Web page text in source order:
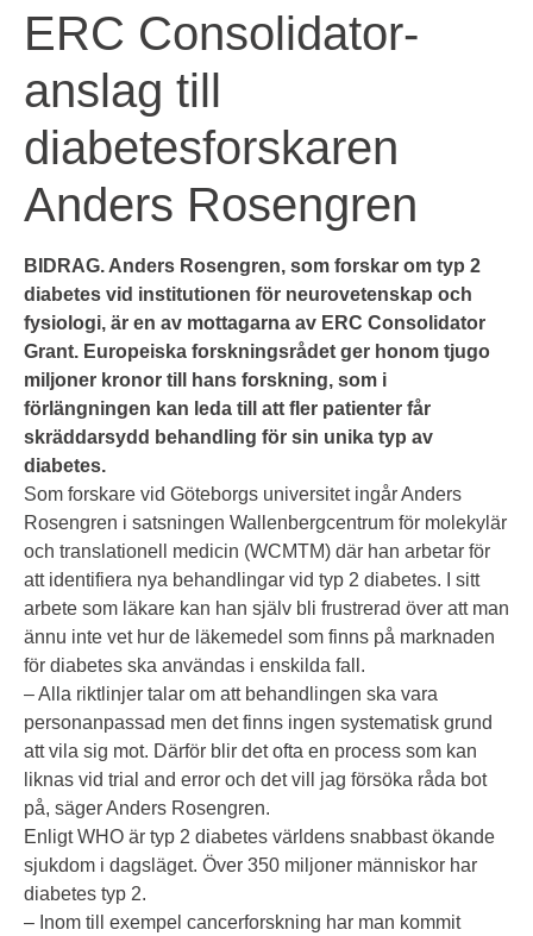
ERC Consolidator-
anslag till
diabetesforskaren
Anders Rosengren
BIDRAG. Anders Rosengren, som forskar om typ 2
diabetes vid institutionen för neurovetenskap och
fysiologi, är en av mottagarna av ERC Consolidator
Grant. Europeiska forskningsrådet ger honom tjugo
miljoner kronor till hans forskning, som i
förlängningen kan leda till att fler patienter får
skräddarsydd behandling för sin unika typ av
diabetes.
Som forskare vid Göteborgs universitet ingår Anders
Rosengren i satsningen Wallenbergcentrum för molekylär
och translationell medicin (WCMTM) där han arbetar för
att identifiera nya behandlingar vid typ 2 diabetes. I sitt
arbete som läkare kan han själv bli frustrerad över att man
ännu inte vet hur de läkemedel som finns på marknaden
för diabetes ska användas i enskilda fall.
– Alla riktlinjer talar om att behandlingen ska vara
personanpassad men det finns ingen systematisk grund
att vila sig mot. Därför blir det ofta en process som kan
liknas vid trial and error och det vill jag försöka råda bot
på, säger Anders Rosengren.
Enligt WHO är typ 2 diabetes världens snabbast ökande
sjukdom i dagsläget. Över 350 miljoner människor har
diabetes typ 2.
– Inom till exempel cancerforskning har man kommit